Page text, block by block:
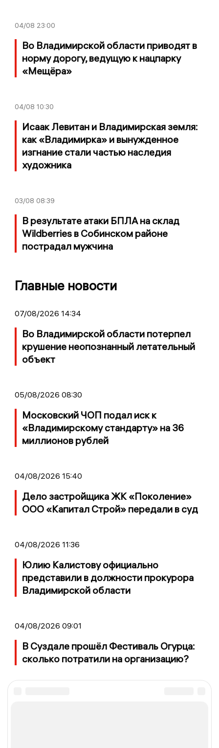
04/08 23:00
Во Владимирской области приводят в
норму дорогу, ведущую к нацпарку
«Мещёра»
04/08 10:30
Исаак Левитан и Владимирская земля:
как «Владимирка» и вынужденное
изгнание стали частью наследия
художника
03/08 08:39
В результате атаки БПЛА на склад
Wildberries в Собинском районе
пострадал мужчина
Главные новости
07/08/2026 14:34
Во Владимирской области потерпел
крушение неопознанный летательный
объект
05/08/2026 08:30
Московский ЧОП подал иск к
«Владимирскому стандарту» на 36
миллионов рублей
04/08/2026 15:40
Дело застройщика ЖК «Поколение»
ООО «Капитал Строй» передали в суд
04/08/2026 11:36
Юлию Калистову официально
представили в должности прокурора
Владимирской области
04/08/2026 09:01
В Суздале прошёл Фестиваль Огурца:
сколько потратили на организацию?